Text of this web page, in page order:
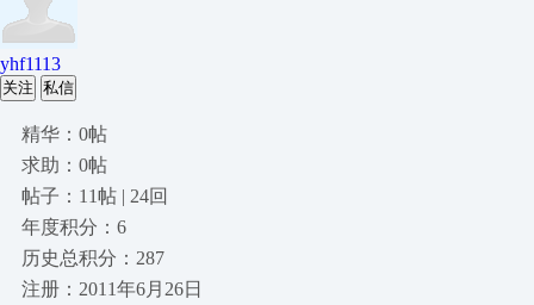
yhf1113
关注 私信
精华：0帖
求助：0帖
帖子：11帖 | 24回
年度积分：6
历史总积分：287
注册：2011年6月26日